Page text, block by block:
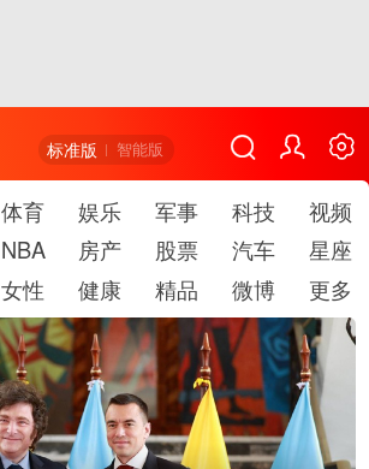
标准版 智能版
体育 娱乐 军事 科技
视频
NBA 房产 股票 汽车
星座
女性 健康 精品 微博 更多